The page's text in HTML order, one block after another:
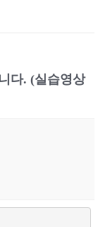
다. (실습영상